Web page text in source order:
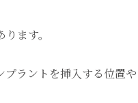
ます。
ラントを挿入する位置や